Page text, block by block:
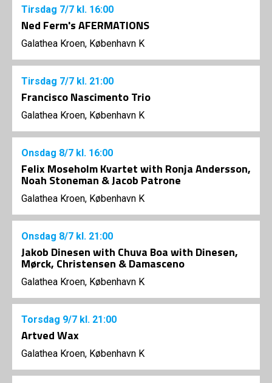
Tirsdag 7/7 kl. 16:00
Ned Ferm's AFERMATIONS
Galathea Kroen, København K
Tirsdag 7/7 kl. 21:00
Francisco Nascimento Trio
Galathea Kroen, København K
Onsdag 8/7 kl. 16:00
Felix Moseholm Kvartet with Ronja Andersson,
Noah Stoneman & Jacob Patrone
Galathea Kroen, København K
Onsdag 8/7 kl. 21:00
Jakob Dinesen with Chuva Boa with Dinesen,
Mørck, Christensen & Damasceno
Galathea Kroen, København K
Torsdag 9/7 kl. 21:00
Artved Wax
Galathea Kroen, København K